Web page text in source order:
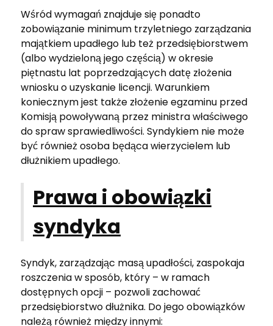
Wśród wymagań znajduje się ponadto
zobowiązanie minimum trzyletniego zarządzania
majątkiem upadłego lub też przedsiębiorstwem
(albo wydzieloną jego częścią) w okresie
piętnastu lat poprzedzających datę złożenia
wniosku o uzyskanie licencji. Warunkiem
koniecznym jest także złożenie egzaminu przed
Komisją powoływaną przez ministra właściwego
do spraw sprawiedliwości. Syndykiem nie może
być również osoba będąca wierzycielem lub
dłużnikiem upadłego.
Prawa i obowiązki
syndyka
Syndyk, zarządzając masą upadłości, zaspokaja
roszczenia w sposób, który – w ramach
dostępnych opcji – pozwoli zachować
przedsiębiorstwo dłużnika. Do jego obowiązków
należą również między innymi: